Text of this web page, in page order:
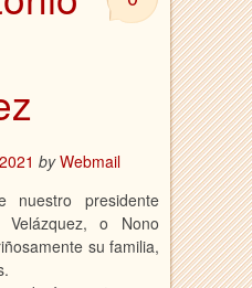
by Webmail
nuestro presidente
o Nono
su familia,